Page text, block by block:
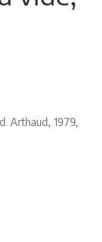
Arthaud, 1979,